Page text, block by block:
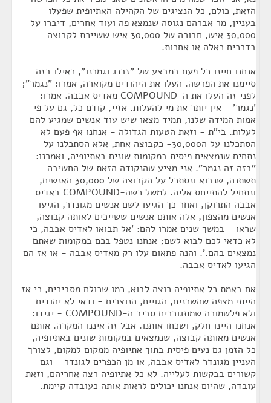
הזאת, כולם, כל הנציגים של הקהילה האתיופית שפעלו
בעניין, מר אברהם נגוסה שנמצא פה ועוד אחרים, דיברו על
30,000 איש, חבורה של 30,000 איש ששייכת לקבוצה
בדרכים כאלה או אחרות.
אנחנו חיינו כל פעם במבצע של "זבנג וגמרנו", כאילו בזה
סיימנו את הפרשה. העלו את היהודים מקוארה, אמרו: "נגמר";
לפני זה העלו את ה-COMPOUND מאדיס אבבה. אמרו:
'נגמר' - אין יותר את מי להעלות. אזיי, קודם כל, גם על פי
אמות המידה שלנו, תמיד מצאו שיש עוד אנשים שמגיע להם
לעלות. בי"ת - וזאת הטעות הגדולה - אנחנו אף פעם לא
הסתכלנו על ה30,000- כקבוצה אחת, אלא הסתכלנו על
נתחים שנמצאים פיסית במקומות שונים באתיופיה, ואמרנו:
"בזה זה נגמר". אני מציע שהנקודה הזאת של החשיבה
תשתנה, שנבוא ונסתכל על הקבוצה של 30,000 האנשים,
ונתחיל להתייחס אליה. למשל כשה-COMPOUND באדיס
אבבה התרוקן, ואחר כך הגיעו לשם אנשים מגונדר, הגיעו
אנשים מהצפון, אלה אותם אנשים ששייכים לאותה קבוצה,
שראו - במשך שנים אמרו להם: 'אל תבואו לאדיס אבבה, כי
לא כדאי לכם לבוא לשם; אנחנו נטפל בכם במקומות שאתם
נמצאים בהם.'. והנה פתאום עלו רק מאדיס אבבה - או אז הם
הגיעו לאדיס אבבה.
אם באמת כל אתיופיה רוצה לבוא, כמו שכולם מסבירים, כי אז
הייתי מצפה שהשכנים, הגויים, הנוצרים - ודאי לא יהודים
ולא פלשמורה שמתגוררים סביב ה-COMPOUND - יגידו:
אנחנו היינו חלק, ושכחו אותנו. אבל זה איננו המקרה. אותם
אנשים מאותה קבוצה, שנמצאים במקומות שונים באתיופיה,
כל הזמן גם נעים פיסית בתוך אתיופיה ממקום למקום, לצורך
העניין מגונדר לאדיס אבבה, או מן הכפרים לגונדר - וגם
קשורים בבקשות לעלייה. לא כל אתיופיה רצה אחריהם, וזאת
עובדה, שהיום אנחנו יכולים לראות אותה כעובדה קיימת.